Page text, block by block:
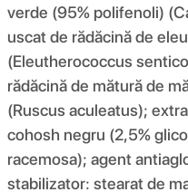
verde (95% polifenoli)
uscat de rădăcină de
(Eleutherococcus
rădăcină de mătură de
(Ruscus aculeatus);
cohosh negru (2,5%
racemosa); agent
stabilizator: stearat de